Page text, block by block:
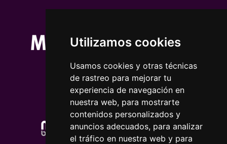
Utilizamos cookies
Usamos cookies y otras técnicas
de rastreo para mejorar tu
experiencia de navegación en
nuestra web, para mostrarte
contenidos personalizados y
anuncios adecuados, para analizar
el tráfico en nuestra web y para